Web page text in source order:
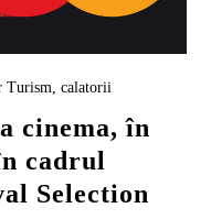
Turism, calatorii
cinema, în
cadrul
Selection